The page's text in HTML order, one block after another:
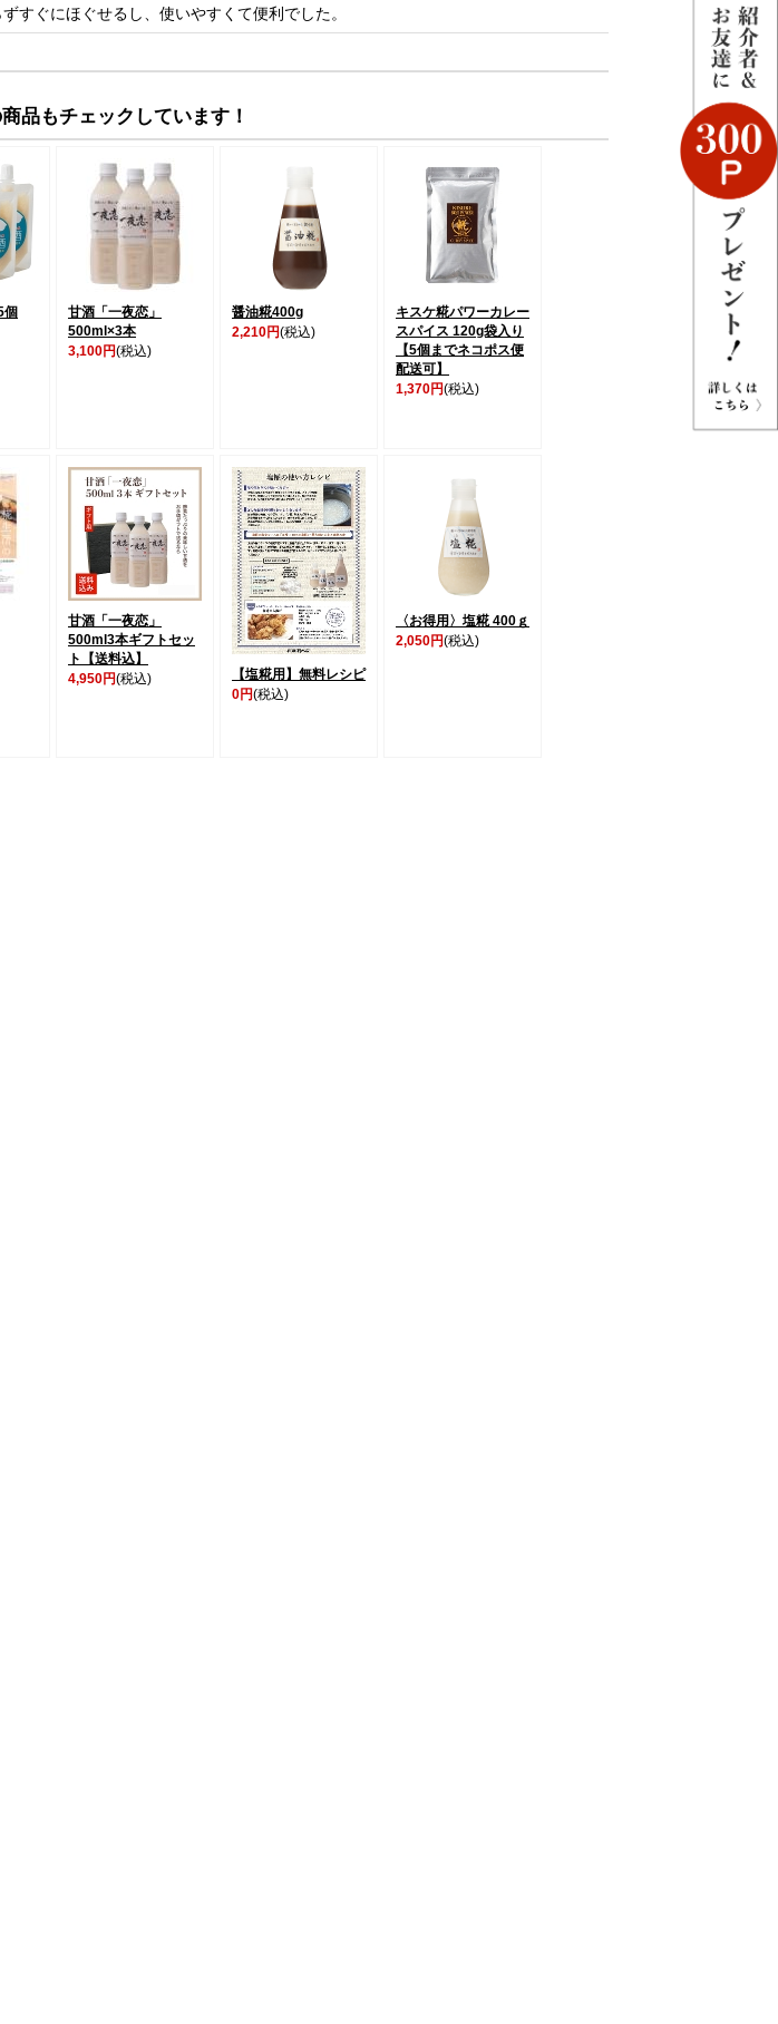
すぐにほぐせるし、使いやすくて便利でした。
品もチェックしています！
個
甘酒「一夜恋」
500ml×3本
3,100円(税込)
醤油糀400g
2,210円(税込)
キスケ糀パワーカレー
スパイス 120g袋入り
【5個までネコポス便
配送可】
1,370円(税込)
甘酒「一夜恋」
500ml3本ギフトセッ
ト【送料込】
4,950円(税込)
【塩糀用】無料レシピ
0円(税込)
〈お得用〉塩糀 400ｇ
2,050円(税込)